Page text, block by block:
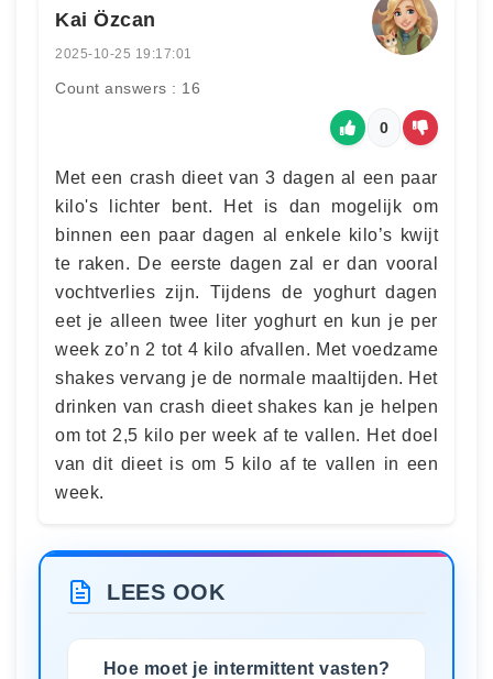
Kai Özcan
2025-10-25 19:17:01
Count answers : 16
0
Met een crash dieet van 3 dagen al een paar
kilo's lichter bent. Het is dan mogelijk om
binnen een paar dagen al enkele kilo’s kwijt
te raken. De eerste dagen zal er dan vooral
vochtverlies zijn. Tijdens de yoghurt dagen
eet je alleen twee liter yoghurt en kun je per
week zo’n 2 tot 4 kilo afvallen. Met voedzame
shakes vervang je de normale maaltijden. Het
drinken van crash dieet shakes kan je helpen
om tot 2,5 kilo per week af te vallen. Het doel
van dit dieet is om 5 kilo af te vallen in een
week.
LEES OOK
Hoe moet je intermittent vasten?